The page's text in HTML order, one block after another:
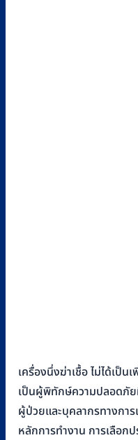
เครื่องนึ่งฆ่าเชื้อ ไม่ได้เป็
เป็นผู้พิทักษ์ความปลอดภั
ผู้ป่วยและบุคลากรทางการ
หลักการทำงาน การเลือก